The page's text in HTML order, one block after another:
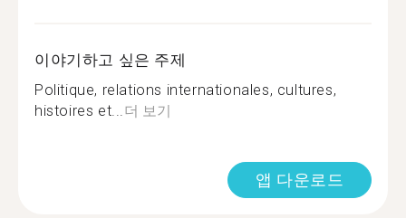
이야기하고 싶은 주제
Politique, relations internationales, cultures,
histoires et... 더 보기
앱 다운로드